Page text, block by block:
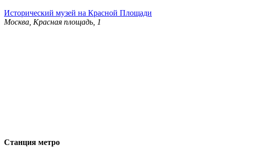
Исторический музей на Красной Площади
Москва, Красная площадь, 1
Станция метро